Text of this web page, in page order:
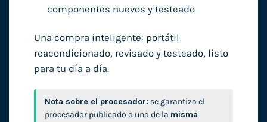
componentes nuevos y testeado
Una compra inteligente: portátil
reacondicionado, revisado y testeado, listo
para tu día a día.
Nota sobre el procesador: se garantiza el
procesador publicado o uno de la misma